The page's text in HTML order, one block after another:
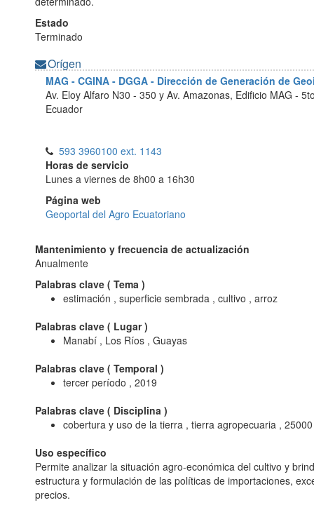
Estado
Terminado
Orígen
MAG - CGINA - DGGA - Dirección de Generación de
Av. Eloy Alfaro N30 - 350 y Av. Amazonas, Edificio MAG -
Ecuador
593 3960100 ext. 1143
Horas de servicio
Lunes a viernes de 8h00 a 16h30
Página web
Geoportal del Agro Ecuatoriano
Mantenimiento y frecuencia de actualización
Anualmente
Palabras clave ( Tema )
estimación , superficie sembrada , cultivo , arroz
Palabras clave ( Lugar)
Manabí , Los Ríos , Guayas
Palabras clave ( Temporal )
tercer período , 2019
Palabras clave ( Disciplina )
cobertura y uso de la tierra , tierra agropecuaria , 25000
Uso específico
Permite analizar la situación agro-económica del cultivo y
estructura y formulación de las políticas de importaciones,
precios.